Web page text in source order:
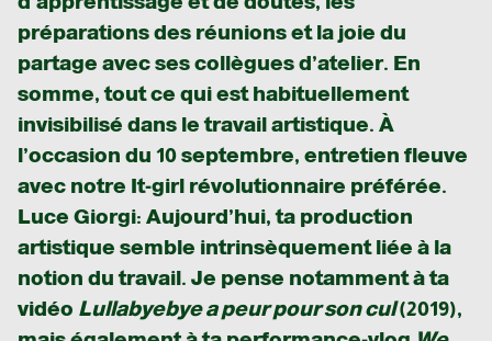
préparations des réunions et la joie du
partage avec ses collègues d’atelier. En
somme, tout ce qui est habituellement
invisibilisé dans le travail artistique. À
l’occasion du 10 septembre, entretien fleuve
avec notre It-girl révolutionnaire préférée.
Luce Giorgi: Aujourd’hui, ta production
artistique semble intrinsèquement liée à la
notion du travail. Je pense notamment à ta
vidéo Lullabyebye a peur pour son cul(2019),